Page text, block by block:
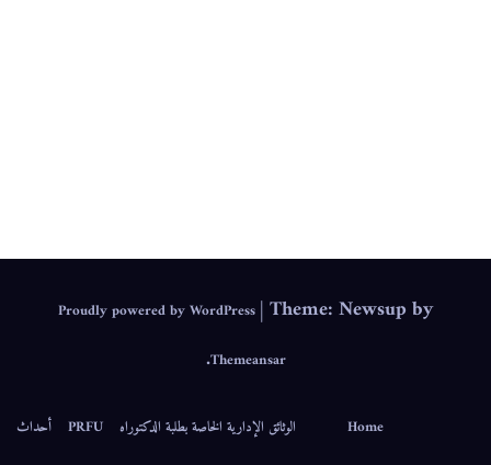
Proudly powered by WordPress |Theme: Newsup by
Themeansar
.
Home الوثائق الإدارية الخاصة بطلبة الدكتوراه PRFU
أحداث